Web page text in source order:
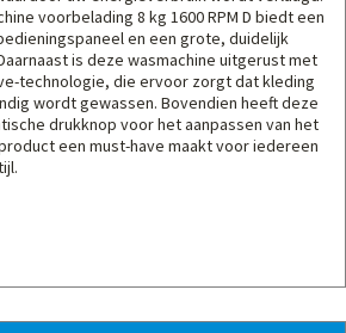
voorbelading 8 kg 1600 RPM D biedt een
en een grote, duidelijk
is deze wasmachine uitgerust met
technologie, die ervoor zorgt dat kleding
wordt gewassen. Bovendien heeft deze
drukknop voor het aanpassen van het
een must-have maakt voor iedereen